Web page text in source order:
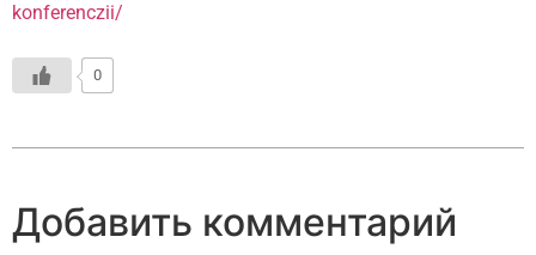
konferenczii/
0
Добавить комментарий